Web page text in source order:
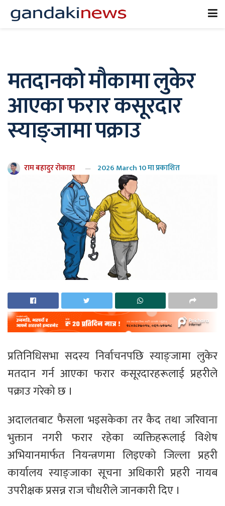
मतदानको मौकामा लुकेर
आएका फरार कसूरदार
स्याङ्जामा पक्राउ
राम बहादुर रोकाहा 2026 March 10 मा प्रकाशित
प्रतिनिधिसभा सदस्य निर्वाचनपछि स्याङ्जामा लुकेर
मतदान गर्न आएका फरार कसूरदारहरूलाई प्रहरीले
पक्राउ गरेको छ ।
अदालतबाट फैसला भइसकेका तर कैद तथा जरिवाना
भुक्तान नगरी फरार रहेका व्यक्तिहरूलाई विशेष
अभियानमार्फत नियन्त्रणमा लिइएको जिल्ला प्रहरी
कार्यालय स्याङ्जाका सूचना अधिकारी प्रहरी नायब
उपरीक्षक प्रसन्न राज चौधरीले जानकारी दिए ।